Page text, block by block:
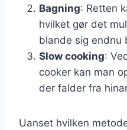
Bagning: Retten
hvilket gør det
blande sig endnu
Slow cooking:
cooker kan man
der falder fra
Uanset hvilken